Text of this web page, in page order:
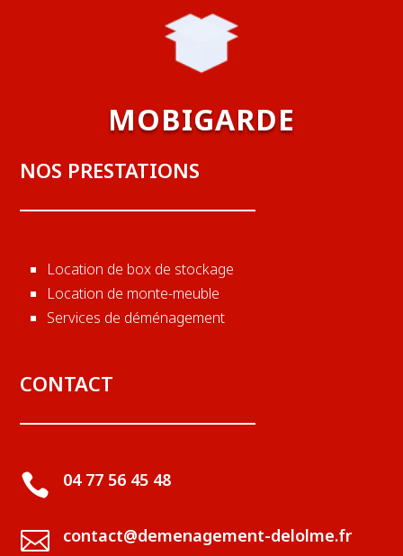
MOBIGARDE
NOS PRESTATIONS
CONTACT